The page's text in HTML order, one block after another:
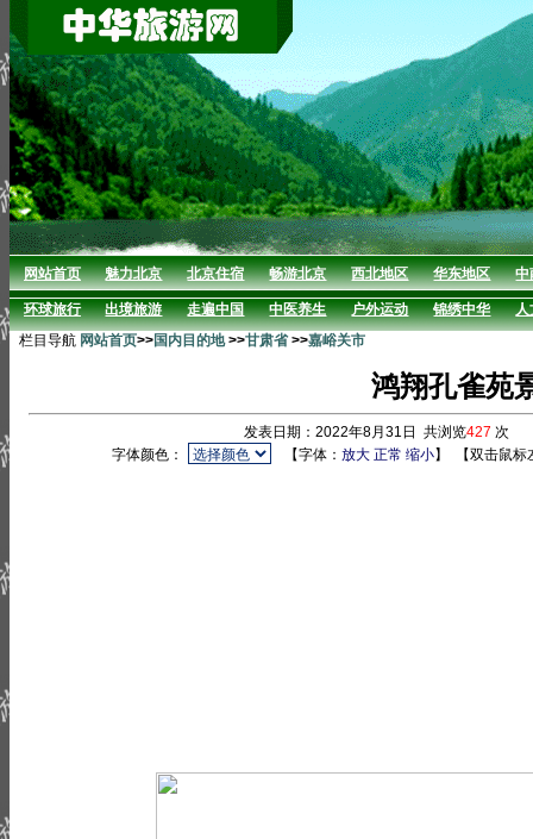
网站首页 魅力北京 北京住宿 畅游北京 西北地区 华东地区 中
环球旅行 出境旅游 走遍中国 中医养生 户外运动 锦绣中华
人
栏目导航 网站首页>>国内目的地>>甘肃省>>嘉峪关市
鸿翔孔雀苑
发表日期：2022年8月31日 共浏览427 次
字体颜色：
【字体：放大 正常 缩小】 【双击鼠